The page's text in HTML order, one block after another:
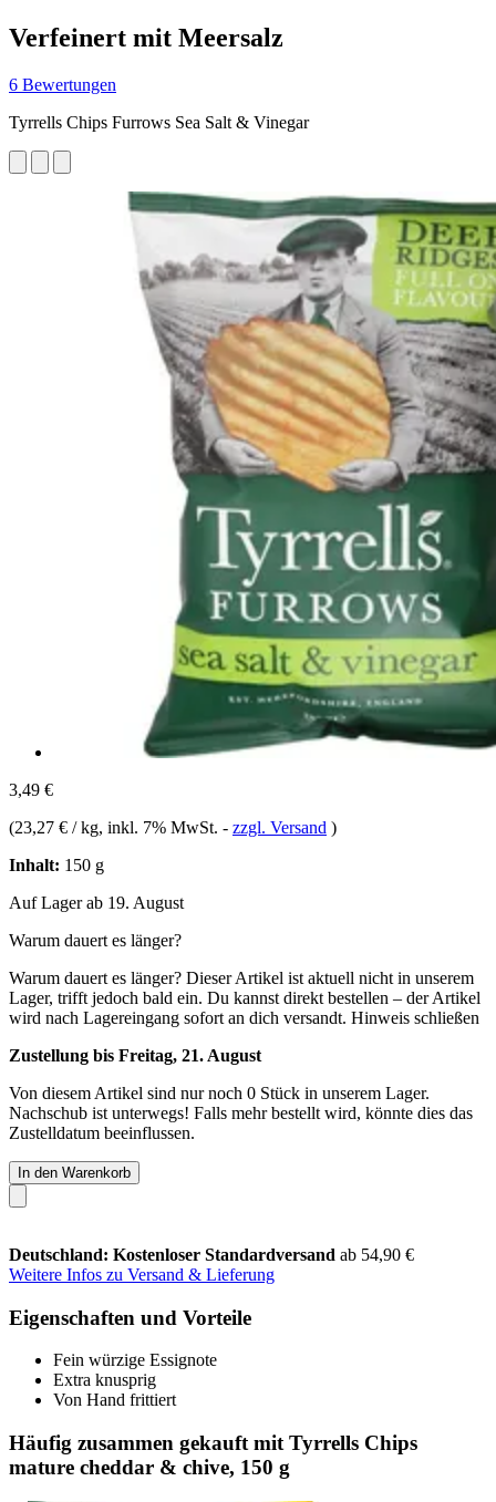
Verfeinert mit Meersalz
6 Bewertungen
Tyrrells Chips Furrows Sea Salt & Vinegar
3,49 €
(23,27 € / kg, inkl. 7% MwSt. - zzgl. Versand )
Inhalt: 150 g
Auf Lager ab 19. August
Warum dauert es länger?
Warum dauert es länger? Dieser Artikel ist aktuell nicht in unserem
Lager, trifft jedoch bald ein. Du kannst direkt bestellen – der Artikel
wird nach Lagereingang sofort an dich versandt. Hinweis schließen
Zustellung bis Freitag, 21. August
Von diesem Artikel sind nur noch 0 Stück in unserem Lager.
Nachschub ist unterwegs! Falls mehr bestellt wird, könnte dies das
Zustelldatum beeinflussen.
In den Warenkorb
Deutschland: Kostenloser Standardversand ab 54,90 €
Weitere Infos zu Versand & Lieferung
Eigenschaften und Vorteile
Fein würzige Essignote
Extra knusprig
Von Hand frittiert
Häufig zusammen gekauft mit Tyrrells Chips
mature cheddar & chive, 150 g